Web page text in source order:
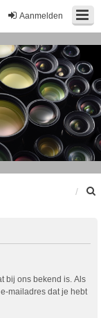
Aanmelden
bij ons bekend is. Als
mailadres dat je hebt